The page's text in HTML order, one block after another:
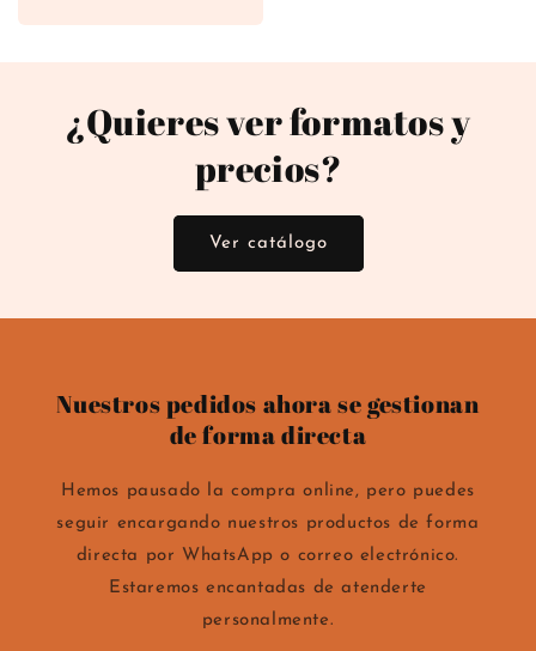
¿Quieres ver formatos y
precios?
Ver catálogo
Nuestros pedidos ahora se gestionan
de forma directa
Hemos pausado la compra online, pero puedes
seguir encargando nuestros productos de forma
directa por WhatsApp o correo electrónico.
Estaremos encantadas de atenderte
personalmente.